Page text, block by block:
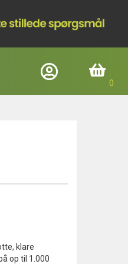
Log ind Indkøbskurv
klare
op til 1.000